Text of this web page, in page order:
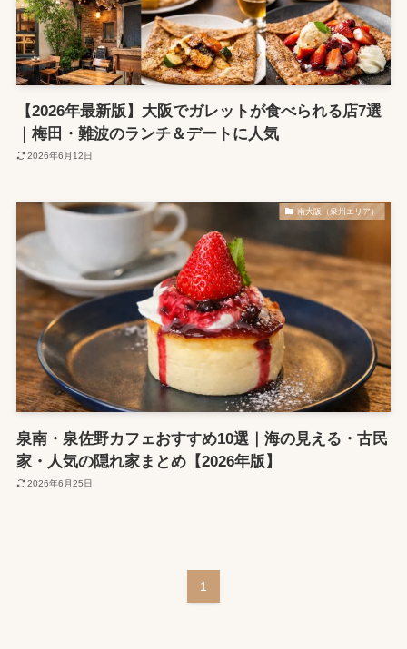
【2026年最新版】大阪でガレットが食べられる店7選
｜梅田・難波のランチ＆デートに人気
2026年6月12日
南大阪（泉州エリア）
泉南・泉佐野カフェおすすめ10選｜海の見える・古民
家・人気の隠れ家まとめ【2026年版】
2026年6月25日
1